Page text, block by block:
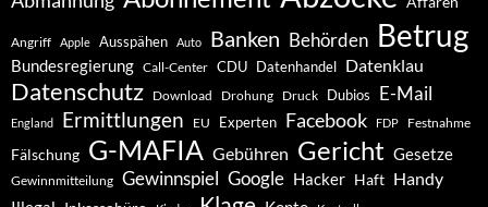
Angriff Apple Ausspähen Auto Banken Behörden Betrug
Bundesregierung Call-Center CDU Datenhandel Datenklau
Datenschutz Download Drohung Druck Dubios E-Mail
England Ermittlungen EU Experten Facebook FDP Festnahme
Fälschung G-MAFIA Gebühren Gericht Gesetze
Gewinnmitteilung Gewinnspiel Google Hacker Haft Handy